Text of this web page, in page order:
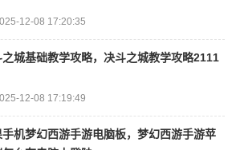
12-08 17:20:35
之城基础教学攻略，决斗之城教学攻略2111
12-08 17:19:49
手机梦幻西游手游电脑板，梦幻西游手游苹